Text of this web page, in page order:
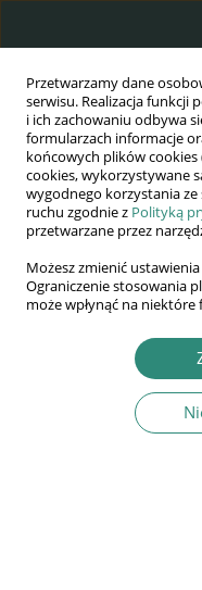
Przetwarzamy dane
serwisu. Realizacja funkcji
i ich zachowaniu odbywa
formularzach informacje
końcowych plików cookies
cookies, wykorzystywane
wygodnego korzystania
ruchu zgodnie z Polityką
przetwarzane przez
Możesz zmienić
Ograniczenie stosowania
może wpłynąć na
AWSGE
Akademia Nauk
WSGE
im. Alcide De
Bezpieczeństwo